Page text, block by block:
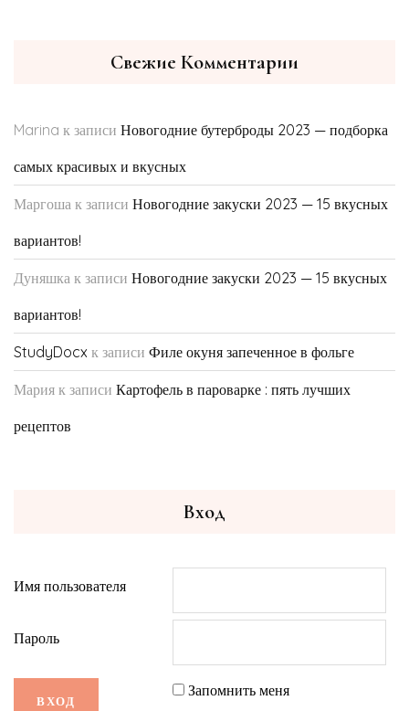
Свежие Комментарии
Marina к записи Новогодние бутерброды 2023 — подборка
самых красивых и вкусных
Маргоша к записи Новогодние закуски 2023 — 15 вкусных
вариантов!
Дуняшка к записи Новогодние закуски 2023 — 15 вкусных
вариантов!
StudyDocx к записи Филе окуня запеченное в фольге
Мария к записи Картофель в пароварке : пять лучших
рецептов
Вход
Имя пользователя
Пароль
Запомнить меня